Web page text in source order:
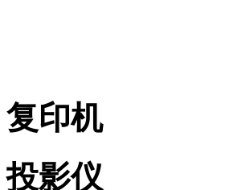
复印机
投影仪